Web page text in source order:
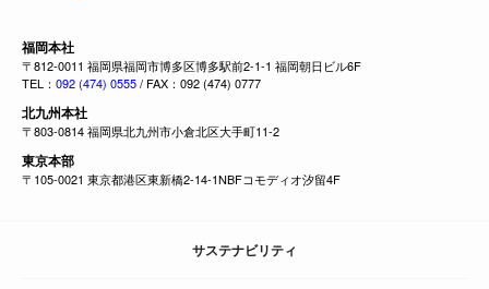
福岡本社
〒812-0011 福岡県福岡市博多区博多駅前2-1-1 福岡朝日ビル6F
TEL： 092 (474) 0555/ FAX：092 (474) 0777
北九州本社
〒803-0814 福岡県北九州市小倉北区大手町11-2
東京本部
〒105-0021 東京都港区東新橋2-14-1NBFコモディオ汐留4F
サステナビリティ